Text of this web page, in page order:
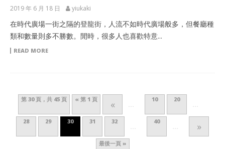
2019 年 6 月 18 日 yiukaki
在時代廣場一街之隔的登龍街，人流不如時代廣場般多，但餐廳種
類和數量則多不勝數。閒時，很多人也喜歡特意...
READ MORE
第 30 頁，共 45 頁 « 第 1 頁 « ...
10 20
...
28 29 30 31 32
...
40
... »
最後一頁 »